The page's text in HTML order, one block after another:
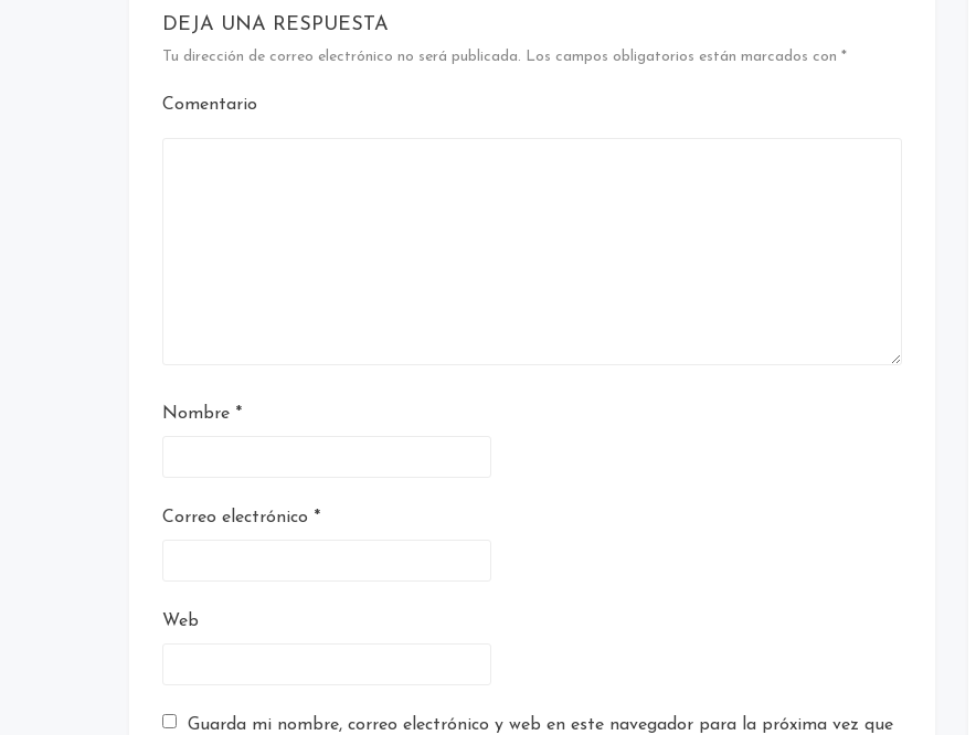
DEJA UNA RESPUESTA
Tu dirección de correo electrónico no será publicada. Los campos obligatorios están marcados con *
Comentario
Nombre *
Correo electrónico *
Web
Guarda mi nombre, correo electrónico y web en este navegador para la próxima vez que